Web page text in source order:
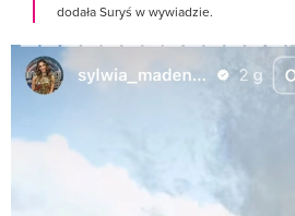
dodała Suryś w wywiadzie.